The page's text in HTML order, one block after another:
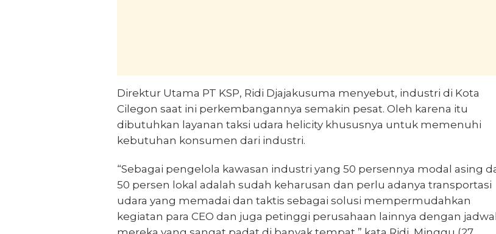
Direktur Utama PT KSP, Ridi Djajakusuma menyebut, industri di Kota
Cilegon saat ini perkembangannya semakin pesat. Oleh karena itu
dibutuhkan layanan taksi udara helicity khususnya untuk memenuhi
kebutuhan konsumen dari industri.
“Sebagai pengelola kawasan industri yang 50 persennya modal asing
50 persen lokal adalah sudah keharusan dan perlu adanya transportasi
udara yang memadai dan taktis sebagai solusi mempermudahkan
kegiatan para CEO dan juga petinggi perusahaan lainnya dengan jadwal